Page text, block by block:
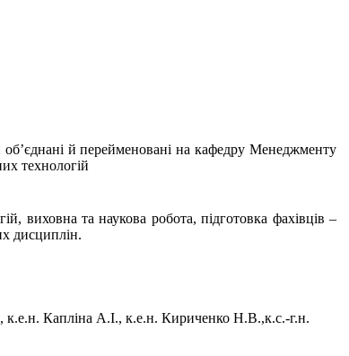
об’єднані й перейменовані на кафедру Менеджменту
технологій
виховна та наукова робота, підготовка фахівців –
дисциплін.
Капліна А.І., к.е.н. Кириченко Н.В.,к.с.-г.н.